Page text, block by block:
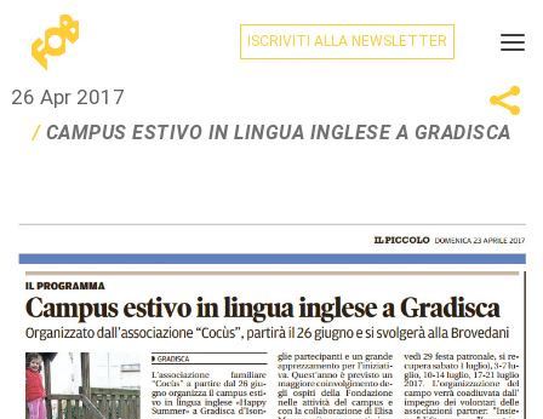
ISCRIVITI ALLA NEWSLETTER
CAMPUS ESTIVO IN LINGUA INGLESE A GRADISCA
26 Apr 2017